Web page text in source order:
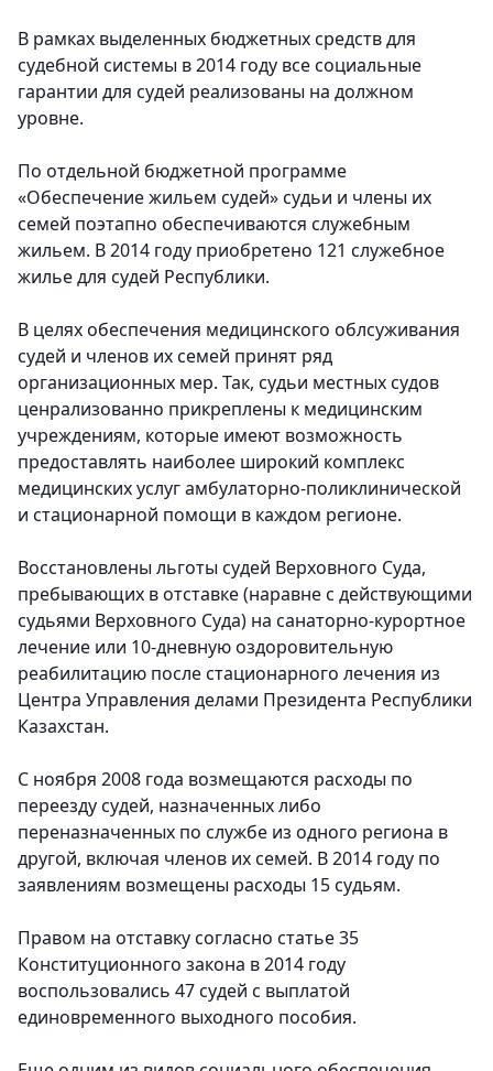
В рамках выделенных бюджетных средств для
судебной системы в 2014 году все социальные
гарантии для судей реализованы на должном
уровне.
По отдельной бюджетной программе
«Обеспечение жильем судей» судьи и члены их
семей поэтапно обеспечиваются служебным
жильем. В 2014 году приобретено 121 служебное
жилье для судей Республики.
В целях обеспечения медицинского облсуживания
судей и членов их семей принят ряд
организационных мер. Так, судьи местных судов
ценрализованно прикреплены к медицинским
учреждениям, которые имеют возможность
предоставлять наиболее широкий комплекс
медицинских услуг амбулаторно-поликлинической
и стационарной помощи в каждом регионе.
Восстановлены льготы судей Верховного Суда,
пребывающих в отставке (наравне с действующими
судьями Верховного Суда) на санаторно-курортное
лечение или 10-дневную оздоровительную
реабилитацию после стационарного лечения из
Центра Управления делами Президента Республики
Казахстан.
С ноября 2008 года возмещаются расходы по
переезду судей, назначенных либо
переназначенных по службе из одного региона в
другой, включая членов их семей. В 2014 году по
заявлениям возмещены расходы 15 судьям.
Правом на отставку согласно статье 35
Конституционного закона в 2014 году
воспользовались 47 судей с выплатой
единовременного выходного пособия.